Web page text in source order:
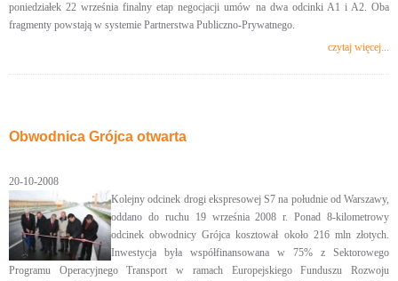
poniedziałek 22 września finalny etap negocjacji umów na dwa odcinki A1 i A2. Oba
fragmenty powstają w systemie Partnerstwa Publiczno-Prywatnego.
czytaj więcej...
Obwodnica Grójca otwarta
20-10-2008
Kolejny odcinek drogi ekspresowej S7 na południe od Warszawy,
oddano do ruchu 19 września 2008 r. Ponad 8-kilometrowy
odcinek obwodnicy Grójca kosztował około 216 mln złotych.
Inwestycja była współfinansowana w 75% z Sektorowego
Programu Operacyjnego Transport w ramach Europejskiego Funduszu Rozwoju